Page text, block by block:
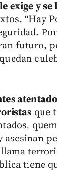
exige y
“Hay
futuro,
que
tiene